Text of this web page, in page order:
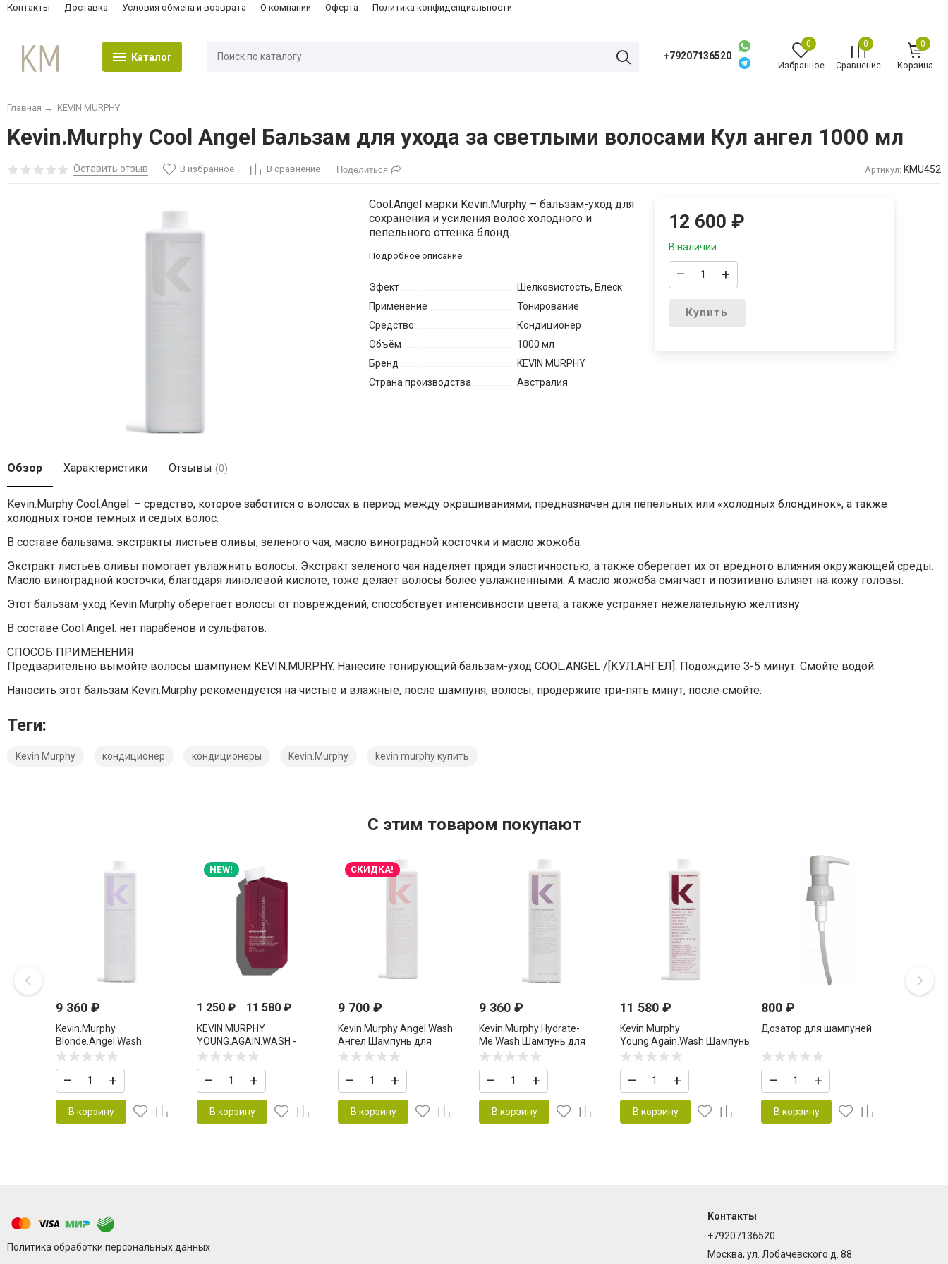
Контакты Доставка Условия обмена и возврата О компании Оферта Политика конфиденциальности
Каталог +79207136520
0
Избранное
0
Сравнение
0
Корзина
Главная → KEVIN MURPHY
Kevin.Murphy Cool Angel Бальзам для ухода за светлыми волосами Кул ангел 1000 мл
Оставить отзыв В избранное В сравнение Поделиться Артикул: KMU452
Cool.Angel марки Kevin.Murphy – бальзам-уход для
сохранения и усиления волос холодного и
пепельного оттенка блонд.
Подробное описание
Эфект Шелковистость, Блеск
Применение
Тонирование
Средство
Кондиционер
Объём
1000 мл
Бренд
KEVIN MURPHY
Страна производства
Австралия
12 600 ₽
В наличии
– +
Купить
Обзор Характеристики Отзывы (0)
Kevin.Murphy Cool.Angel. – средство, которое заботится о волосах в период между окрашиваниями, предназначен для пепельных или «холодных блондинок», а также
холодных тонов темных и седых волос.
В составе бальзама: экстракты листьев оливы, зеленого чая, масло виноградной косточки и масло жожоба.
Экстракт листьев оливы помогает увлажнить волосы. Экстракт зеленого чая наделяет пряди эластичностью, а также оберегает их от вредного влияния окружающей среды.
Масло виноградной косточки, благодаря линолевой кислоте, тоже делает волосы более увлажненными. А масло жожоба смягчает и позитивно влияет на кожу головы.
Этот бальзам-уход Kevin.Murphy оберегает волосы от повреждений, способствует интенсивности цвета, а также устраняет нежелательную желтизну
В составе Cool.Angel. нет парабенов и сульфатов.
СПОСОБ ПРИМЕНЕНИЯ
Предварительно вымойте волосы шампунем KEVIN.MURPHY. Нанесите тонирующий бальзам-уход COOL.ANGEL /[КУЛ.АНГЕЛ]. Подождите 3-5 минут. Смойте водой.
Наносить этот бальзам Kevin.Murphy рекомендуется на чистые и влажные, после шампуня, волосы, продержите три-пять минут, после смойте.
Теги:
Kevin Murphy кондиционер кондиционеры Kevin.Murphy kevin murphy купить
C этим товаром покупают
9 360 ₽
Kevin.Murphy
Blonde.Angel.Wash
Шампунь тонирующий для
светлых волос 1000 мл
– +
В корзину
NEW!
1 250 ₽... 11 580 ₽
KEVIN MURPHY
YOUNG.AGAIN.WASH -
ШАМПУНЬ ANTI AGE
– +
В корзину
СКИДКА!
9 700 ₽
Kevin.Murphy Angel.Wash
Ангел Шампунь для
деликатного ухода за
цветом 1000 мл
– +
В корзину
9 360 ₽
Kevin.Murphy Hydrate-
Me.Wash Шампунь для
интенсивного увлажнения
1000 мл
– +
В корзину
11 580 ₽
Kevin.Murphy
Young.Again.Wash Шампунь
для укрепления и
восстановления длинных
волос 1000 мл
– +
В корзину
800 ₽
Дозатор для шампуней
– +
В корзину
Политика обработки персональных данных
Контакты
+79207136520
Москва, ул. Лобачевского д. 88